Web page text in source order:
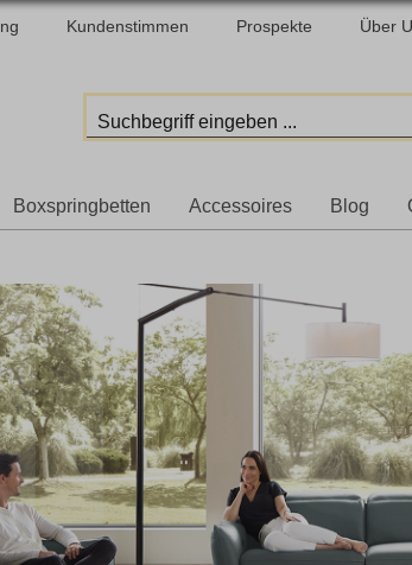
Kundenstimmen Prospekte Über
Boxspringbetten Accessoires Blog